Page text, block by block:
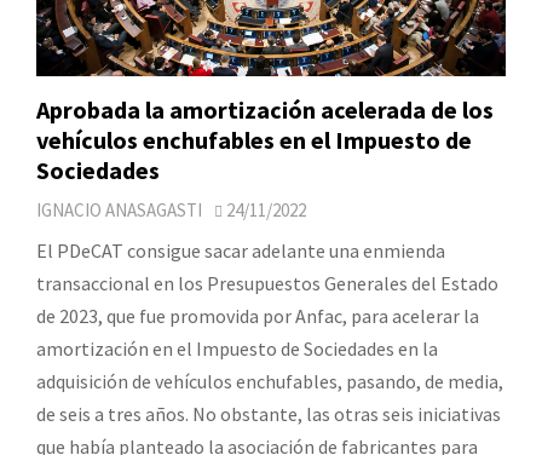
Aprobada la amortización acelerada de los
vehículos enchufables en el Impuesto de
Sociedades
IGNACIO ANASAGASTI 24/11/2022
El PDeCAT consigue sacar adelante una enmienda
transaccional en los Presupuestos Generales del Estado
de 2023, que fue promovida por Anfac, para acelerar la
amortización en el Impuesto de Sociedades en la
adquisición de vehículos enchufables, pasando, de media,
de seis a tres años. No obstante, las otras seis iniciativas
que había planteado la asociación de fabricantes para